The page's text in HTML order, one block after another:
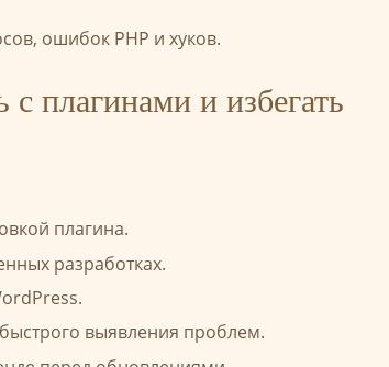
ошибок PHP и хуков.
плагинами и избегать
плагина.
разработках.
выявления проблем.